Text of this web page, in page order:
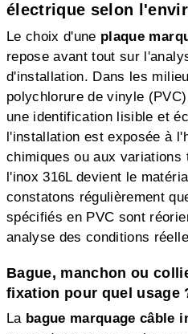
électrique selon
Le choix d'une plaque
repose avant tout sur
d'installation. Dans les
polychlorure de vinyle
une identification lisible et
l'installation est exposée à
chimiques ou aux variations
l'inox 316L devient le
constatons régulièrement
spécifiés en PVC sont
analyse des conditions
Bague, manchon ou
fixation pour quel usage
La bague marquage câble